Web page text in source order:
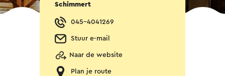
Schimmert
045-4041269
Stuur e-mail
Naar de website
Plan je route